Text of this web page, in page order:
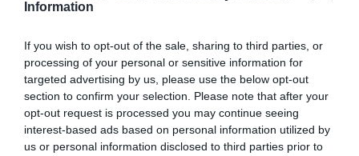
Information
If you wish to opt-out of the sale, sharing to third parties, or
processing of your personal or sensitive information for
targeted advertising by us, please use the below opt-out
section to confirm your selection. Please note that after your
opt-out request is processed you may continue seeing
interest-based ads based on personal information utilized by
us or personal information disclosed to third parties prior to
egy meg nem nevezett személyt szintén megvádoltak
Al-Khelaifi egy Szardiniai villa használatát engedte át, ezzel segített,
hogy Valcke 900 000 és 1,8 millió euró bérleti díjat sporoljon meg,
amit nem jelentettek be.
Valcke három vádponttal néz szembe: kenőpénz elfogadása, súlyos
félrevezetés és dokumentumok hamisítása.